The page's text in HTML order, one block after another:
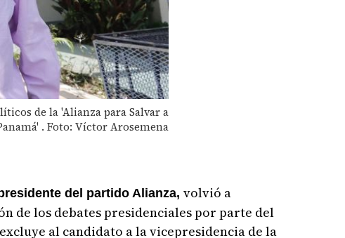
de la 'Alianza para Salvar a
. Foto: Víctor Arosemena
del partido Alianza, volvió a
de los debates presidenciales por parte del
al candidato a la vicepresidencia de la